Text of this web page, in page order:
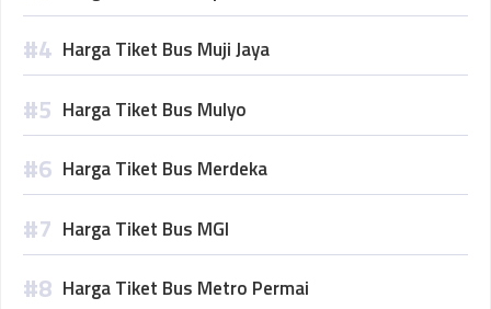
Harga Tiket Bus Muji Jaya
Harga Tiket Bus Mulyo
Harga Tiket Bus Merdeka
Harga Tiket Bus MGI
Harga Tiket Bus Metro Permai